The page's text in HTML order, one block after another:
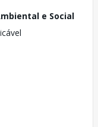
e Social